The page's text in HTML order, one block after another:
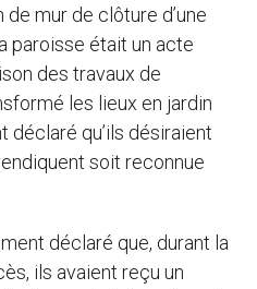
mur de clôture d’une
paroisse était un acte
des travaux de
les lieux en jardin
déclaré qu’ils désiraient
soit reconnue
déclaré que, durant la
ils avaient reçu un